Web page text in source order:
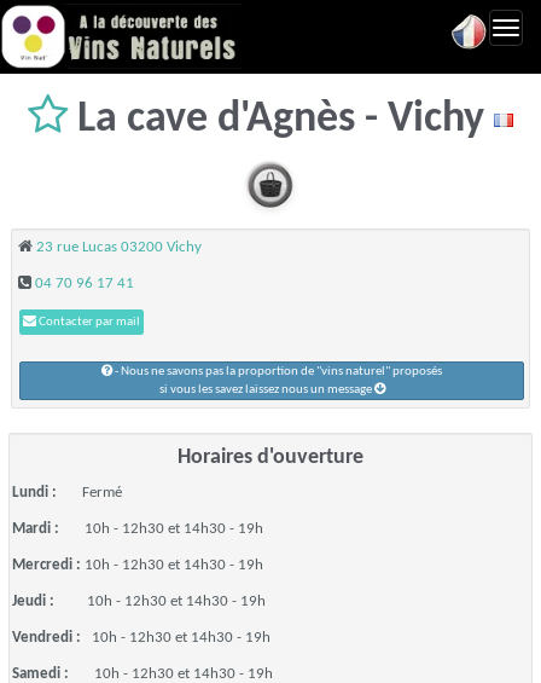
La cave d'Agnès - Vichy
23 rue Lucas 03200 Vichy
04 70 96 17 41
Contacter par mail
- Nous ne savons pas la proportion de "vins naturel" proposés
si vous les savez laissez nous un message
Horaires d'ouverture
Lundi : Fermé
Mardi : 10h - 12h30 et 14h30 - 19h
Mercredi : 10h - 12h30 et 14h30 - 19h
Jeudi : 10h - 12h30 et 14h30 - 19h
Vendredi : 10h - 12h30 et 14h30 - 19h
Samedi : 10h - 12h30 et 14h30 - 19h